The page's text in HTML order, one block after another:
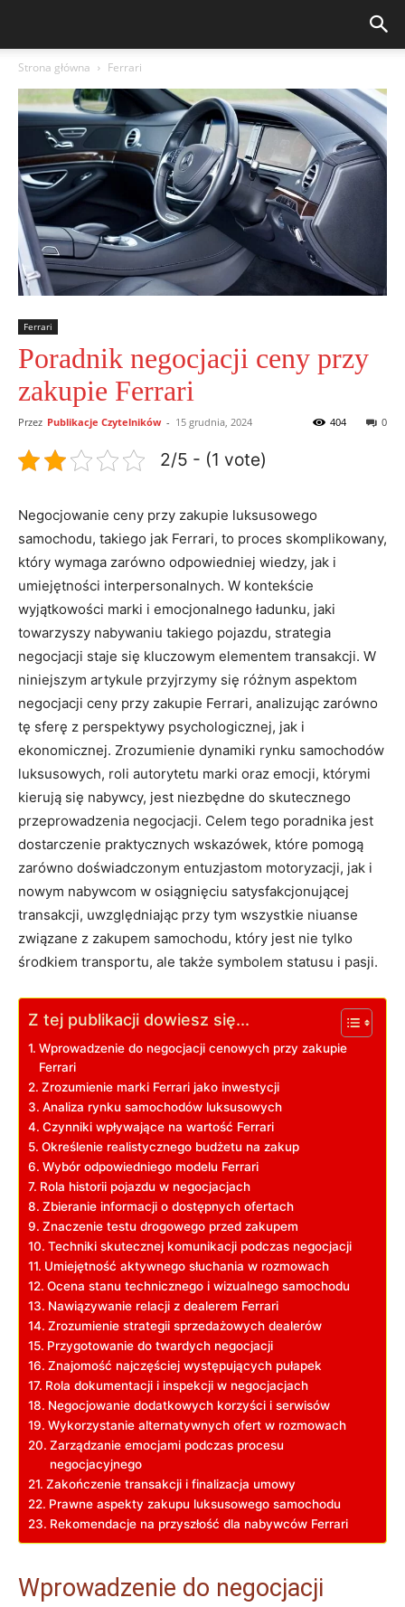
Strona główna Ferrari
Ferrari
Poradnik negocjacji ceny przy
zakupie Ferrari
Przez Publikacje Czytelników - 15 grudnia, 2024 0
404
2/5 - (1 vote)
Negocjowanie ceny przy‌ zakupie luksusowego
samochodu,⁣ takiego jak Ferrari, to proces ​skomplikowany,
który wymaga zarówno⁤ odpowiedniej wiedzy, jak i
umiejętności interpersonalnych. W kontekście
wyjątkowości ‍marki i emocjonalnego ładunku, jaki
towarzyszy nabywaniu takiego pojazdu, strategia
negocjacji ‌staje się ​kluczowym elementem transakcji. W
niniejszym artykule przyjrzymy się różnym aspektom
negocjacji ceny przy zakupie Ferrari, analizując ‌zarówno‌
tę ⁢sferę z perspektywy psychologicznej, jak i
ekonomicznej. Zrozumienie dynamiki rynku samochodów
luksusowych, roli autorytetu marki oraz emocji, którymi
kierują się nabywcy, jest niezbędne do skutecznego
przeprowadzenia negocjacji. Celem tego ​poradnika jest
dostarczenie ‌praktycznych‍ wskazówek, które pomogą
zarówno ‌doświadczonym ​entuzjastom motoryzacji, jak i
nowym nabywcom w osiągnięciu satysfakcjonującej
transakcji,⁣ uwzględniając​ przy tym wszystkie niuanse
związane z zakupem samochodu, ⁢który jest nie tylko
środkiem transportu, ale⁢ także symbolem statusu i pasji.
Z tej publikacji dowiesz się...
Wprowadzenie do negocjacji cenowych​ przy zakupie
Ferrari
Zrozumienie marki Ferrari jako inwestycji
Analiza rynku samochodów luksusowych
Czynniki wpływające na​ wartość Ferrari
Określenie realistycznego budżetu na ‌zakup
Wybór odpowiedniego modelu Ferrari
Rola historii pojazdu ​w ⁢negocjacjach
Zbieranie informacji o dostępnych ofertach
Znaczenie testu drogowego przed zakupem
Techniki skutecznej komunikacji podczas negocjacji
Umiejętność aktywnego słuchania w ⁤rozmowach
Ocena stanu⁢ technicznego i wizualnego‌ samochodu
Nawiązywanie relacji⁢ z ‌dealerem Ferrari
Zrozumienie strategii sprzedażowych⁣ dealerów
Przygotowanie do ⁤twardych negocjacji
Znajomość najczęściej występujących pułapek
Rola​ dokumentacji i inspekcji w ​negocjacjach
Negocjowanie dodatkowych korzyści i serwisów
Wykorzystanie alternatywnych ofert w ‍rozmowach
Zarządzanie​ emocjami podczas procesu
negocjacyjnego
Zakończenie transakcji i‌ finalizacja umowy
Prawne aspekty zakupu luksusowego samochodu
Rekomendacje na przyszłość dla nabywców Ferrari
Wprowadzenie do negocjacji